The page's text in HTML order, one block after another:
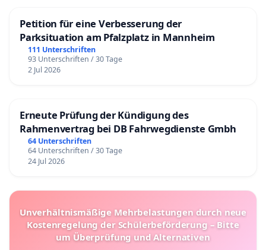
Petition für eine Verbesserung der
Parksituation am Pfalzplatz in Mannheim
111 Unterschriften
93 Unterschriften / 30 Tage
2 Jul 2026
Erneute Prüfung der Kündigung des
Rahmenvertrag bei DB Fahrwegdienste Gmbh
64 Unterschriften
64 Unterschriften / 30 Tage
24 Jul 2026
Unverhältnismäßige Mehrbelastungen durch neue
Kostenregelung der Schülerbeförderung – Bitte
um Überprüfung und Alternativen